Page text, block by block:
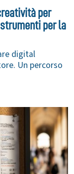
per
per la
digital
Un percorso